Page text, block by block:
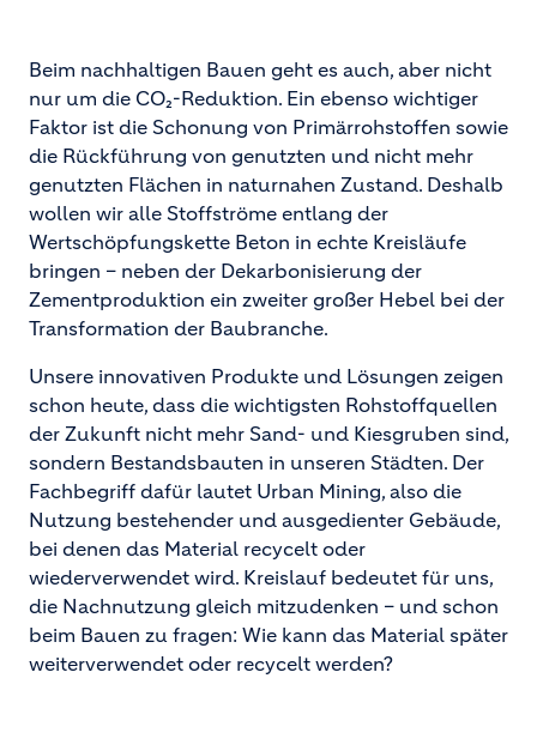
Beim nachhaltigen Bauen geht es auch, aber nicht
nur um die CO₂-Reduktion. Ein ebenso wichtiger
Faktor ist die Schonung von Primärrohstoffen sowie
die Rückführung von genutzten und nicht mehr
genutzten Flächen in naturnahen Zustand. Deshalb
wollen wir alle Stoffströme entlang der
Wertschöpfungskette Beton in echte Kreisläufe
bringen – neben der Dekarbonisierung der
Zementproduktion ein zweiter großer Hebel bei der
Transformation der Baubranche.
Unsere innovativen Produkte und Lösungen zeigen
schon heute, dass die wichtigsten Rohstoffquellen
der Zukunft nicht mehr Sand- und Kiesgruben sind,
sondern Bestandsbauten in unseren Städten. Der
Fachbegriff dafür lautet Urban Mining, also die
Nutzung bestehender und ausgedienter Gebäude,
bei denen das Material recycelt oder
wiederverwendet wird. Kreislauf bedeutet für uns,
die Nachnutzung gleich mitzudenken – und schon
beim Bauen zu fragen: Wie kann das Material später
weiterverwendet oder recycelt werden?